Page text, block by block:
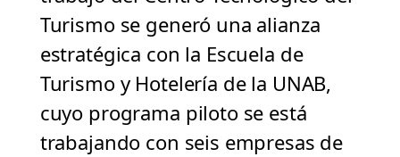
Turismo se generó una alianza
estratégica con la Escuela de
Turismo y Hotelería de la UNAB,
cuyo programa piloto se está
trabajando con seis empresas de